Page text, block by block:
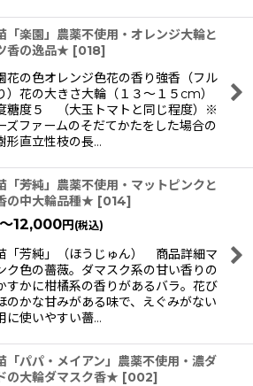
「楽園」農薬不使用・オレンジ大輪と
香の逸品★ [018]
花の色オレンジ色花の香り強香（フル
）花の大きさ大輪（１３〜１５cm）
糖度５ （大玉トマトと同じ程度）※
ズファームのそだてかたをした場合の
形直立性枝の長…
「芳純」農薬不使用・マットピンクと
の中大輪品種★ [014]
～12,000円 (税込)
「芳純」（ほうじゅん） 商品詳細マ
ク色の薔薇。ダマスク系の甘い香りの
すかに柑橘系の香りがあるバラ。花び
のかな甘みがある味で、えぐみがない
に使いやすい薔…
「パパ・メイアン」農薬不使用・濃ダ
の大輪ダマスク香★ [002]